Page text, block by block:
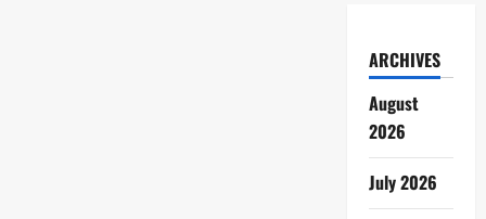
ARCHIVES
August
2026
July 2026